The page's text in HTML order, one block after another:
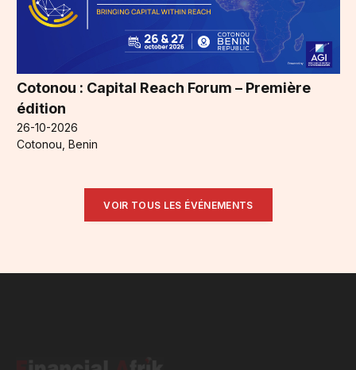
Cotonou : Capital Reach Forum – Première
édition
26-10-2026
Cotonou, Benin
VOIR TOUS LES ÉVÉNEMENTS